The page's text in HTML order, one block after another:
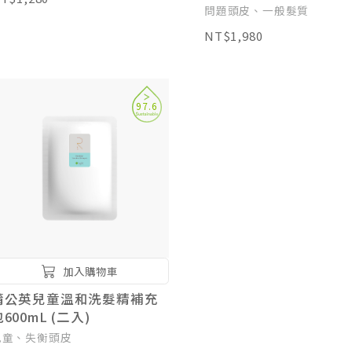
問題頭皮、一般髮質
NT$1,980
97.6
加入購物車
公英兒童溫和洗髮精補充
600mL (二入)
、失衡頭皮